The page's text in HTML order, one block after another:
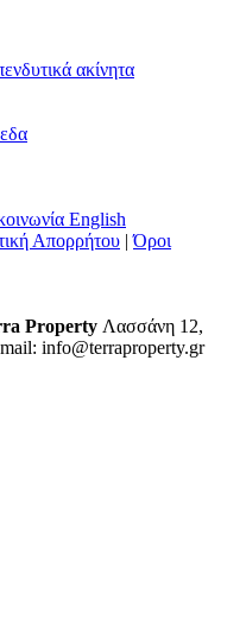
ακίνητα
English
Απορρήτου |Όροι
Property Λασσάνη 12,
info@terraproperty.gr